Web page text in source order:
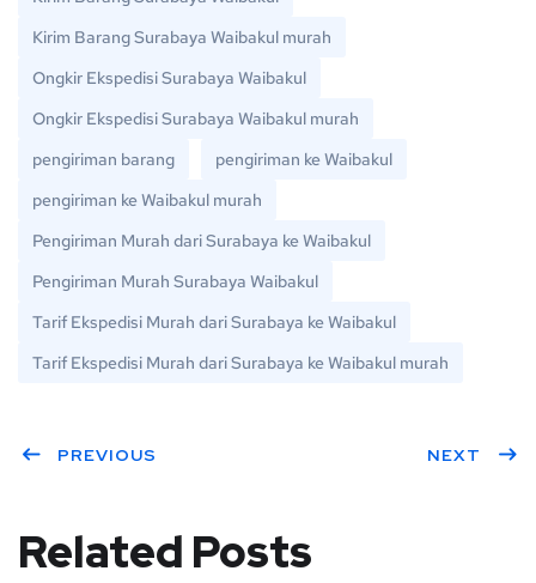
Kirim Barang Surabaya Waibakul murah
Ongkir Ekspedisi Surabaya Waibakul
Ongkir Ekspedisi Surabaya Waibakul murah
pengiriman barang
pengiriman ke Waibakul
pengiriman ke Waibakul murah
Pengiriman Murah dari Surabaya ke Waibakul
Pengiriman Murah Surabaya Waibakul
Tarif Ekspedisi Murah dari Surabaya ke Waibakul
Tarif Ekspedisi Murah dari Surabaya ke Waibakul murah
PREVIOUS NEXT
Related Posts